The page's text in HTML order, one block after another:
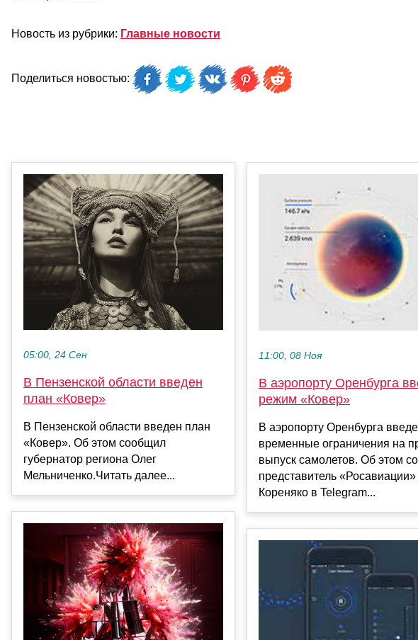
Новость из рубрики: Главные новости
Поделиться новостью:
05:00, 24 Сен
В Пензенской области введен
план «Ковер»
В Пензенской области введен план
«Ковер». Об этом сообщил
губернатор региона Олег
Мельниченко.Читать далее...
11:00, 08 Ноя
В аэропорту Оренбурга
режим «Ковер»
В аэропорту Оренбурга
временные ограничения на
выпуск самолетов. Об этом
представитель
Кореняко в Telegram...